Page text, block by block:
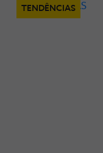
TENDÊNCIAS